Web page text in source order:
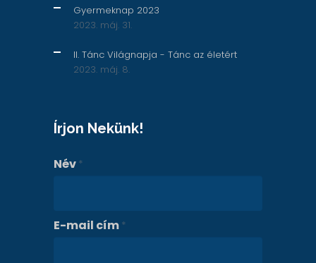
Gyermeknap 2023
2023. máj. 31.
II. Tánc Világnapja - Tánc az életért
2023. máj. 8.
Írjon Nekünk!
Név *
E-mail cím *